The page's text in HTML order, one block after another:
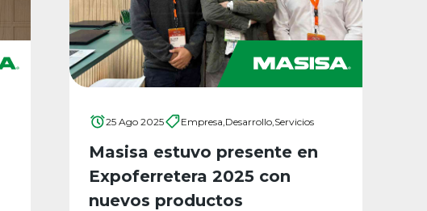
25 Ago 2025 Empresa, Desarrollo, Servicios
Masisa estuvo presente en
Expoferretera 2025 con
nuevos productos